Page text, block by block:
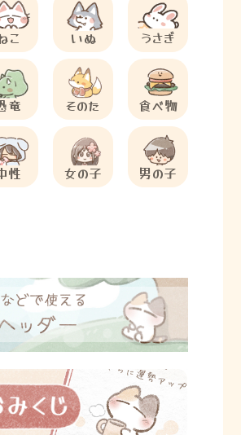
こ
いぬ うさぎ
竜 そのた 食べ物
性 女の子 男の子